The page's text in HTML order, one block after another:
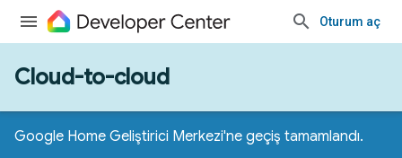
Oturum aç
Cloud-to-cloud
Google Home Geliştirici Merkezi'ne geçiş tamamlandı.